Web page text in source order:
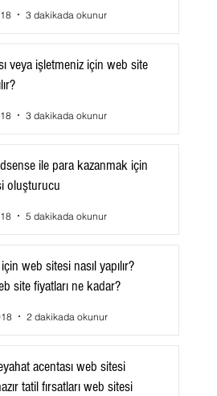
3 dakikada okunur
veya işletmeniz için web site
3 dakikada okunur
ile para kazanmak için
oluşturucu
5 dakikada okunur
web sitesi nasıl yapılır?
site fiyatları ne kadar?
2 dakikada okunur
acentası web sitesi
tatil fırsatları web sitesi